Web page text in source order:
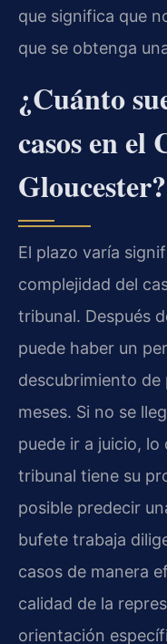
que significa que
que se obtenga
¿Cuánto
casos en el
Gloucester?
El plazo varía
complejidad del
tribunal. Después
puede haber un
descubrimiento de
meses. Si no se
puede ir a juicio, lo
tribunal tiene su
posible predecir
bufete trabaja
casos de manera
calidad de la
orientación